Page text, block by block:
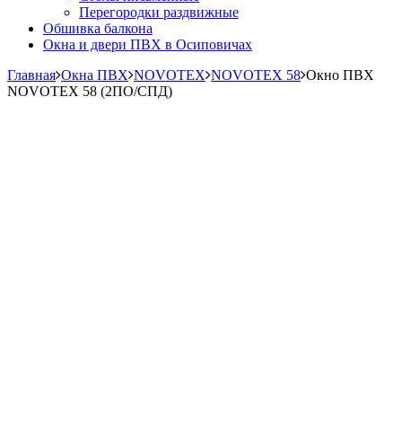
Перегородки раздвижные
Обшивка балкона
Окна и двери ПВХ в Осиповичах
Главная Окна ПВХ NOVOTEX NOVOTEX 58 Окно ПВХ
NOVOTEX 58 (2ПО/СПД)